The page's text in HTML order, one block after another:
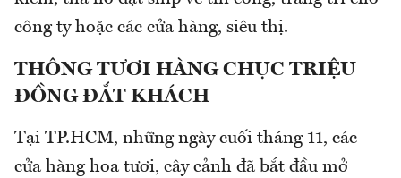
công ty hoặc các cửa hàng, siêu thị.
THÔNG TƯƠI HÀNG CHỤC TRIỆU
ĐỒNG ĐẮT KHÁCH
Tại TP.HCM, những ngày cuối tháng 11, các
cửa hàng hoa tươi, cây cảnh đã bắt đầu mở